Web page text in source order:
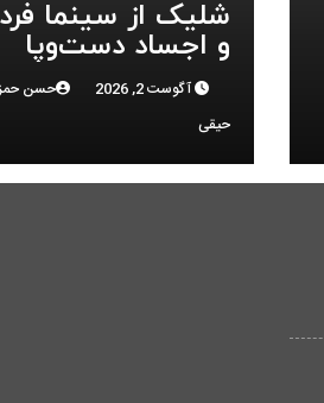
شلیک از سینما
و اجساد دست‌وپا
بسته؛ سرکوب
ملی در البرز
آگوست 2, 2026
حسن
حیقی